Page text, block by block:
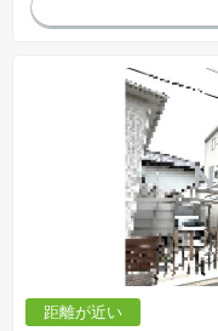
システムキッチン
距離が近い